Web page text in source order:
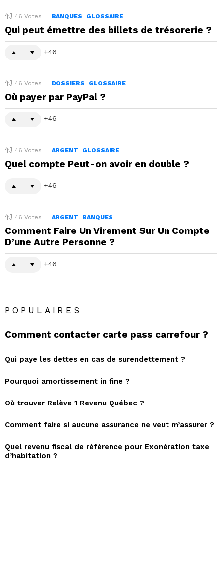
46 Votes BANQUES GLOSSAIRE
Qui peut émettre des billets de trésorerie ?
46
46 Votes DOSSIERS GLOSSAIRE
Où payer par PayPal ?
46
46 Votes ARGENT GLOSSAIRE
Quel compte Peut-on avoir en double ?
46
46 Votes ARGENT BANQUES
Comment Faire Un Virement Sur Un Compte
D’une Autre Personne ?
46
POPULAIRES
Comment contacter carte pass carrefour ?
Qui paye les dettes en cas de surendettement ?
Pourquoi amortissement in fine ?
Où trouver Relève 1 Revenu Québec ?
Comment faire si aucune assurance ne veut m’assurer ?
Quel revenu fiscal de référence pour Exonération taxe
d’habitation ?